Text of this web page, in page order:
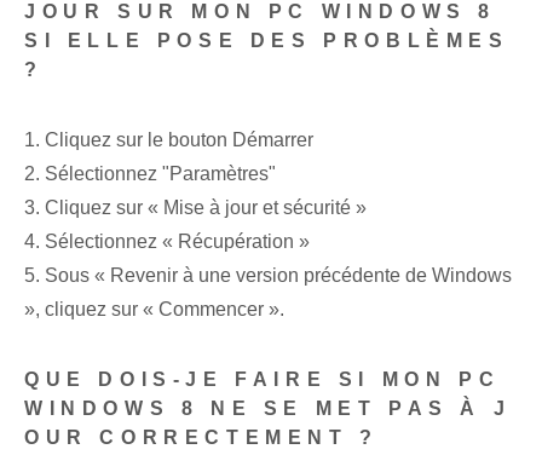
JOUR SUR MON PC WINDOWS 8
SI ELLE POSE DES PROBLÈMES
?
1. Cliquez sur le bouton Démarrer
2. Sélectionnez "Paramètres"
3. Cliquez sur « Mise à jour et sécurité »
4. Sélectionnez « Récupération »
5. Sous « Revenir à une version précédente de Windows
», cliquez sur « Commencer ».
QUE DOIS-JE FAIRE SI MON PC
WINDOWS 8 NE SE MET PAS À J
OUR CORRECTEMENT ?